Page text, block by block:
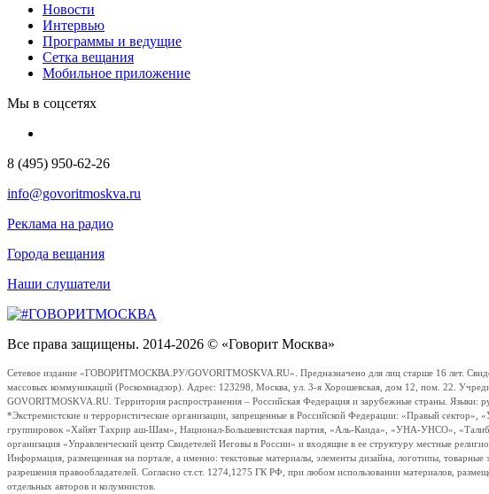
Новости
Интервью
Программы и ведущие
Сетка вещания
Мобильное приложение
Мы в соцсетях
8 (495) 950-62-26
info@govoritmoskva.ru
Реклама на радио
Города вещания
Наши слушатели
Все права защищены. 2014-2026 © «Говорит Москва»
Сетевое издание «ГОВОРИТМОСКВА.РУ/GOVORITMOSKVA.RU». Предназначено для лиц старше 16 лет.
массовых коммуникаций (Роскомнадзор). Адрес: 123298, Москва, ул. 3-я Хорошевская, дом 12, пом. 22.
GOVORITMOSKVA.RU. Территория распространения – Российская Федерация и зарубежные страны.
*Экстремистские и террористические организации, запрещенные в Российской Федерации: «Правый
группировок «Хайят Тахрир аш-Шам», Национал-Большевистская партия, «Аль-Каида», «УНА-УНСО»,
организация «Управленческий центр Свидетелей Иеговы в России» и входящие в ее структуру местные
Информация, размещенная на портале, а именно: текстовые материалы, элементы дизайна, логотипы,
разрешения правообладателей. Согласно ст.ст. 1274,1275 ГК РФ, при любом использовании материалов,
отдельных авторов и колумнистов.